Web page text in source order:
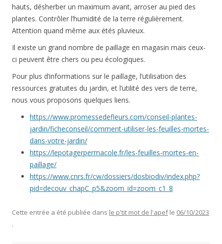
hauts, désherber un maximum avant, arroser au pied des
plantes. Contrôler l’humidité de la terre régulièrement.
Attention quand même aux étés pluvieux.
Il existe un grand nombre de paillage en magasin mais ceux-
ci peuvent être chers ou peu écologiques.
Pour plus d’informations sur le paillage, l’utilisation des
ressources gratuites du jardin, et l’utilité des vers de terre,
nous vous proposons quelques liens.
https://www.promessedefleurs.com/conseil-plantes-
jardin/ficheconseil/comment-utiliser-les-feuilles-mortes-
dans-votre-jardin/
https://lepotagerpermacole.fr/les-feuilles-mortes-en-
paillage/
https://www.cnrs.fr/cw/dossiers/dosbiodiv/index.php?
pid=decouv_chapC_p5&zoom_id=zoom_c1_8
Cette entrée a été publiée dans le p'tit mot de l'apefle 06/10/2023
.